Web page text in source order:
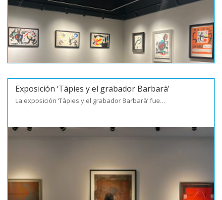
Exposición ‘Tàpies y el grabador Barbarà’
La exposición ‘Tàpies y el grabador Barbarà’ fue…